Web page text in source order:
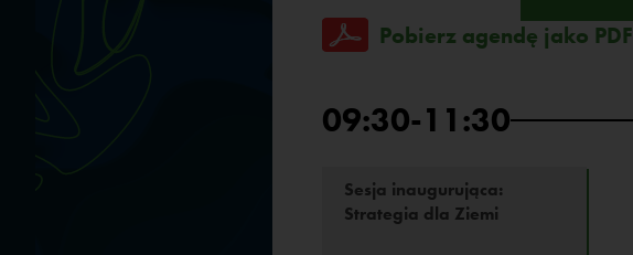
Pobierz agendę jako PDF
09:30-11:30
Sesja inaugurująca:
Strategia dla Ziemi